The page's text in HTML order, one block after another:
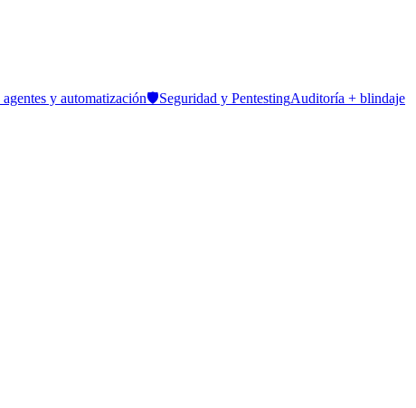
y automatización🛡️Seguridad y PentestingAuditoría + blindaje